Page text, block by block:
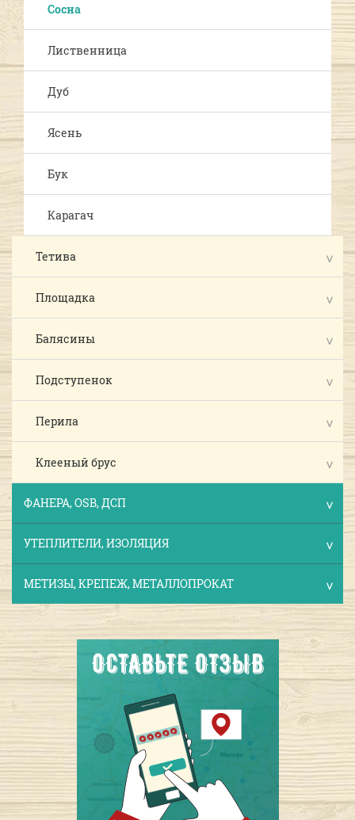
Сосна
Лиственница
Дуб
Ясень
Бук
Карагач
Тетива
Площадка
Балясины
Подступенок
Перила
Клееный брус
ФАНЕРА, OSB, ДСП
УТЕПЛИТЕЛИ, ИЗОЛЯЦИЯ
МЕТИЗЫ, КРЕПЕЖ, МЕТАЛЛОПРОКАТ